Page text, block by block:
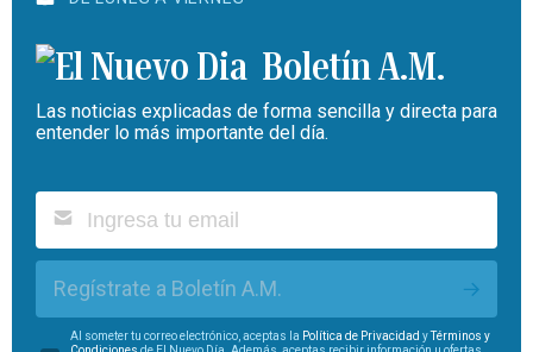
Boletín A.M.
Las noticias explicadas de forma sencilla y directa para
entender lo más importante del día.
Regístrate a Boletín A.M.
Al someter tu correo electrónico, aceptas la Política de Privacidad yTérminos y